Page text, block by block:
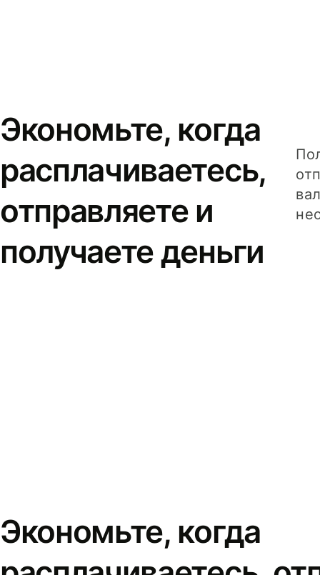
Экономьте, когда
расплачиваетесь,
отправляете и
получаете деньги
Экономьте, когда